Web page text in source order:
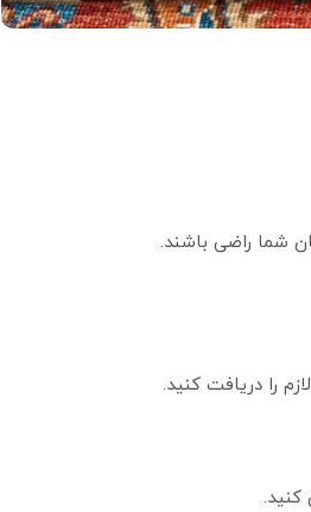
شما راضی باشند.
را دریافت کنید.
کنید.